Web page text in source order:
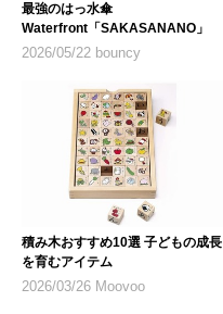
最強のはっ水傘
Waterfront「SAKASANANO」
2026/05/22 bouncy
積み木おすすめ10選 子どもの成長
を育むアイテム
2026/03/26 Moovoo